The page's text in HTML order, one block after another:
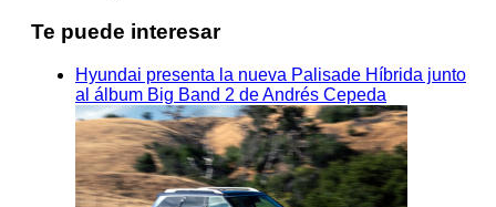
Te puede interesar
Hyundai presenta la nueva Palisade Híbrida junto
al álbum Big Band 2 de Andrés Cepeda